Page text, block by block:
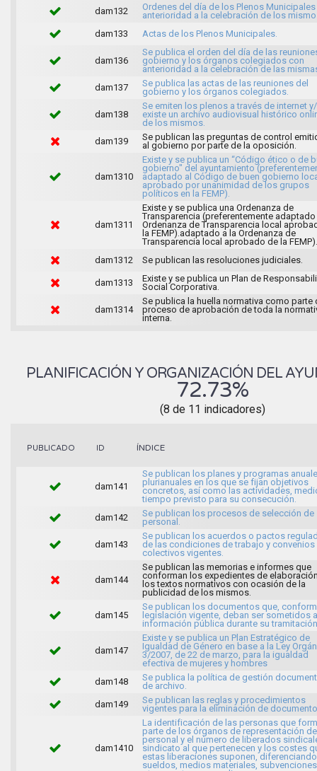
dam132
Ordenes del día de los Plenos
anterioridad a la celebración de los
dam133
Actas de los Plenos Municipales.
dam136
Se publica el orden del día de las
gobierno y los órganos colegiados con
anterioridad a la celebración de las
dam137
Se publica las actas de las reuniones del
gobierno y los órganos colegiados.
dam138
Se emiten los plenos a través de internet
existe un archivo audiovisual histórico
de los mismos.
dam139
Se publican las preguntas de control
al gobierno por parte de la oposición.
dam1310
Existe y se publica un “Código ético o de
gobierno" del ayuntamiento
adaptado al Código de buen gobierno
aprobado por unanimidad de los grupos
políticos en la FEMP).
dam1311
Existe y se publica una Ordenanza de
Transparencia (preferentemente adaptado
Ordenanza de Transparencia local
la FEMP).adaptado a la Ordenanza de
Transparencia local aprobado de la FEMP).
dam1312
Se publican las resoluciones judiciales.
dam1313
Existe y se publica un Plan de
Social Corporativa.
dam1314
Se publica la huella normativa como parte
proceso de aprobación de toda la
interna.
PLANIFICACIÓN Y ORGANIZACIÓN DEL
72.73%
(8 de 11 indicadores)
PUBLICADO ID ÍNDICE
dam141
Se publican los planes y programas
plurianuales en los que se fijan objetivos
concretos, así como las actividades,
tiempo previsto para su consecución.
dam142
Se publican los procesos de selección de
personal.
dam143
Se publican los acuerdos o pactos
de las condiciones de trabajo y convenios
colectivos vigentes.
dam144
Se publican las memorias e informes que
conforman los expedientes de
los textos normativos con ocasión de la
publicidad de los mismos.
dam145
Se publican los documentos que,
legislación vigente, deban ser sometidos a
información pública durante su
dam147
Existe y se publica un Plan Estratégico de
Igualdad de Género en base a la Ley
3/2007, de 22 de marzo, para la igualdad
efectiva de mujeres y hombres
dam148
Se publica la política de gestión
de archivo.
dam149
Se publican las reglas y procedimientos
vigentes para la eliminación de
dam1410
La identificación de las personas que
parte de los órganos de representación
personal y el número de liberados
sindicato al que pertenecen y los costes
estas liberaciones suponen, diferenciando
sueldos, medios materiales,